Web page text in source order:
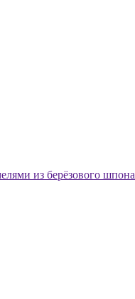
из берёзового шпона